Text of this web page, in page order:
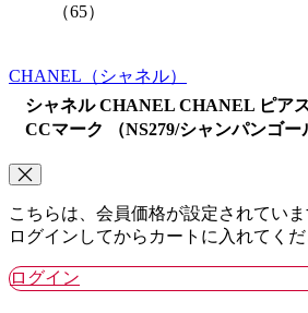
（65）
CHANEL （シャネル）
シャネル CHANEL CHANEL ピア
CCマーク （NS279/シャンパンゴー
こちらは、会員価格が設定されていま
ログインしてからカートに入れてくだ
ログイン